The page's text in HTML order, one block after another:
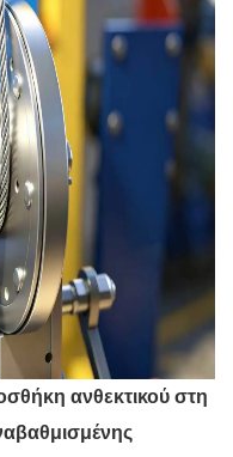
ανθεκτικού στη